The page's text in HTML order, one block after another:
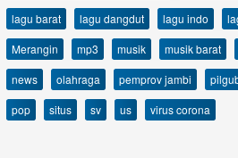
lagu barat
lagu dangdut lagu indo
Merangin
mp3 musik musik barat
news
olahraga pemprov jambi
pop
situs sv us virus corona